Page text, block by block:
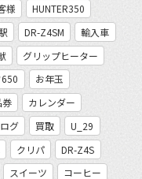
様
HUNTER350
DR-Z4SM
輸入車
グリップヒーター
お年玉
券
カレンダー
グ 買取
U_29
クリパ
DR-Z4S
スイーツ
コーヒー